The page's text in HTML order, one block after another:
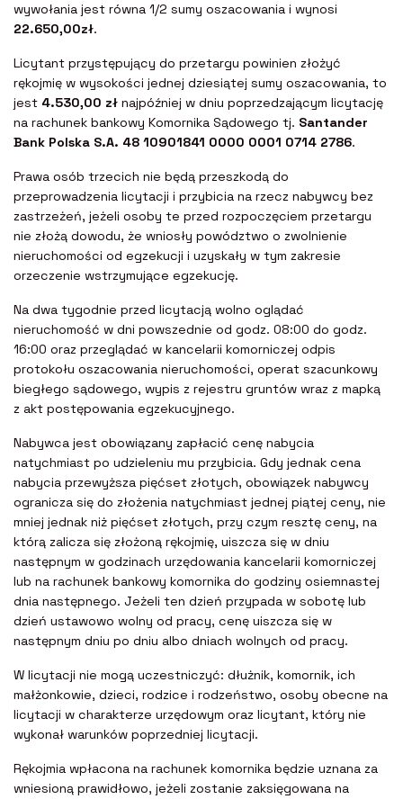
wywołania jest równa 1/2 sumy oszacowania i wynosi
22.650,00zł.
Licytant przystępujący do przetargu powinien złożyć
rękojmię w wysokości jednej dziesiątej sumy oszacowania, to
jest 4.530,00 zł najpóźniej w dniu poprzedzającym licytację
na rachunek bankowy Komornika Sądowego tj. Santander
Bank Polska S.A. 48 10901841 0000 0001 0714 2786.
Prawa osób trzecich nie będą przeszkodą do
przeprowadzenia licytacji i przybicia na rzecz nabywcy bez
zastrzeżeń, jeżeli osoby te przed rozpoczęciem przetargu
nie złożą dowodu, że wniosły powództwo o zwolnienie
nieruchomości od egzekucji i uzyskały w tym zakresie
orzeczenie wstrzymujące egzekucję.
Na dwa tygodnie przed licytacją wolno oglądać
nieruchomość w dni powszednie od godz. 08:00 do godz.
16:00 oraz przeglądać w kancelarii komorniczej odpis
protokołu oszacowania nieruchomości, operat szacunkowy
biegłego sądowego, wypis z rejestru gruntów wraz z mapką
z akt postępowania egzekucyjnego.
Nabywca jest obowiązany zapłacić cenę nabycia
natychmiast po udzieleniu mu przybicia. Gdy jednak cena
nabycia przewyższa pięćset złotych, obowiązek nabywcy
ogranicza się do złożenia natychmiast jednej piątej ceny, nie
mniej jednak niż pięćset złotych, przy czym resztę ceny, na
którą zalicza się złożoną rękojmię, uiszcza się w dniu
następnym w godzinach urzędowania kancelarii komorniczej
lub na rachunek bankowy komornika do godziny osiemnastej
dnia następnego. Jeżeli ten dzień przypada w sobotę lub
dzień ustawowo wolny od pracy, cenę uiszcza się w
następnym dniu po dniu albo dniach wolnych od pracy.
W licytacji nie mogą uczestniczyć: dłużnik, komornik, ich
małżonkowie, dzieci, rodzice i rodzeństwo, osoby obecne na
licytacji w charakterze urzędowym oraz licytant, który nie
wykonał warunków poprzedniej licytacji.
Rękojmia wpłacona na rachunek komornika będzie uznana za
wniesioną prawidłowo, jeżeli zostanie zaksięgowana na